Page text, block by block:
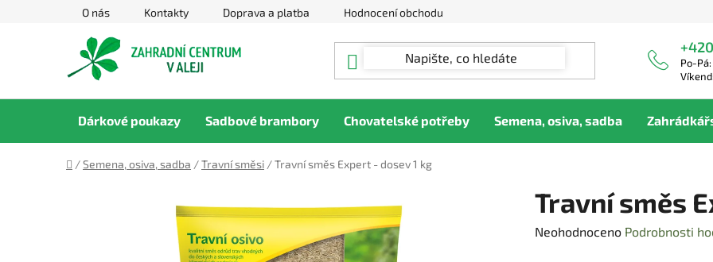
O nás Kontakty Doprava a platba Hodnocení obchodu
Po-
Dárkové poukazy Sadbové brambory Chovatelské potřeby Semena, osiva, sadba
Domů
/Semena, osiva, sadba /Travní směsi /Travní směs Expert - dosev 1 kg
Travní směs
Průměrné
Neohodnoceno Podrobnosti